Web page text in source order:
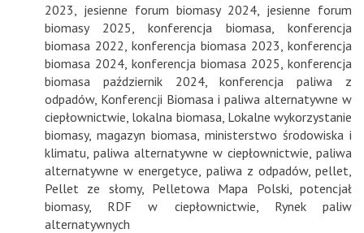
2023
jesienne forum biomasy 2024
jesienne forum
biomasy 2025
konferencja biomasa
konferencja
biomasa 2022 konferencja biomasa 2023 konferencja
biomasa 2024 konferencja biomasa 2025 konferencja
biomasa październik 2024,konferencja paliwa z
odpadów, Konferencji Biomasa i paliwa alternatywne w
ciepłownictwie lokalna biomasa Lokalne wykorzystanie
biomasy, magazyn biomasa ministerstwo środowiska i
klimatu paliwa alternatywne w ciepłownictwie paliwa
alternatywne w energetyce paliwa z odpadów,pellet
Pellet ze słomy, Pelletowa Mapa Polski ,potencjał
biomasy, RDF w ciepłownictwie
Rynek paliw
alternatywnych